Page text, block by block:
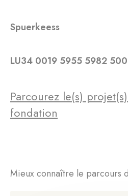
Spuerkeess
LU34 0019 5955 5982
Parcourez le(s)
fondation
Mieux connaître le parcours